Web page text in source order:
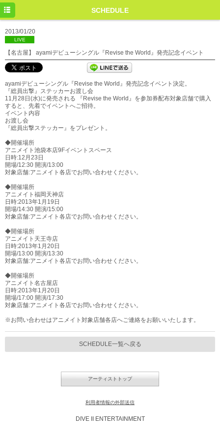
SCHEDULE
2013/01/20
LIVE
【名古屋】 ayamiデビューシングル『Revise the World』発売記念イベント
ayamiデビューシングル『Revise the World』発売記念イベント決定。
『総員出撃』ステッカーお渡し会
11月28日(水)に発売される 『Revise the World』を参加券配布対象店舗で購入
すると、先着でイベントへご招待。
イベント内容
お渡し会
『総員出撃ステッカー』をプレゼント。
◆開催場所
アニメイト池袋本店9Fイベントスペース
日時:12月23日
開場/12:30 開演/13:00
対象店舗:アニメイト各店でお問い合わせください。
◆開催場所
アニメイト福岡天神店
日時:2013年1月19日
開場/14:30 開演/15:00
対象店舗:アニメイト各店でお問い合わせください。
◆開催場所
アニメイト天王寺店
日時:2013年1月20日
開場/13:00 開演/13:30
対象店舗:アニメイト各店でお問い合わせください。
◆開催場所
アニメイト名古屋店
日時:2013年1月20日
開場/17:00 開演/17:30
対象店舗:アニメイト各店でお問い合わせください。
※お問い合わせはアニメイト対象店舗各店へご連絡をお願いいたします。
SCHEDULE一覧へ戻る
アーティストトップ
利用者情報の外部送信
DIVE II ENTERTAINMENT
NEWS
PROFILE
DISCOGRAPHY
MOVIE
BLOG
SP